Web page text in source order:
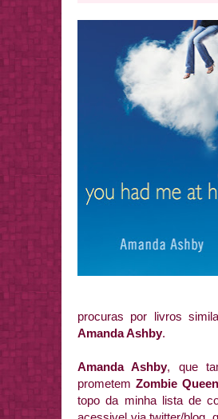
procuras por livros
Amanda Ashby.
Amanda Ashby, que
prometemZombie
topo da minha lista de